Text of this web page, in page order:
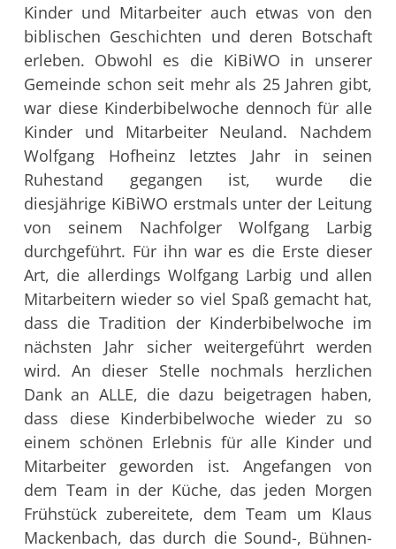
Kinder und Mitarbeiter auch etwas von den
biblischen Geschichten und deren Botschaft
erleben. Obwohl es die KiBiWO in unserer
Gemeinde schon seit mehr als 25 Jahren gibt,
war diese Kinderbibelwoche dennoch für alle
Kinder und Mitarbeiter Neuland. Nachdem
Wolfgang Hofheinz letztes Jahr in seinen
Ruhestand gegangen ist, wurde die
diesjährige KiBiWO erstmals unter der Leitung
von seinem Nachfolger Wolfgang Larbig
durchgeführt. Für ihn war es die Erste dieser
Art, die allerdings Wolfgang Larbig und allen
Mitarbeitern wieder so viel Spaß gemacht hat,
dass die Tradition der Kinderbibelwoche im
nächsten Jahr sicher weitergeführt werden
wird. An dieser Stelle nochmals herzlichen
Dank an ALLE, die dazu beigetragen haben,
dass diese Kinderbibelwoche wieder zu so
einem schönen Erlebnis für alle Kinder und
Mitarbeiter geworden ist. Angefangen von
dem Team in der Küche, das jeden Morgen
Frühstück zubereitete, dem Team um Klaus
Mackenbach, das durch die Sound-, Bühnen-